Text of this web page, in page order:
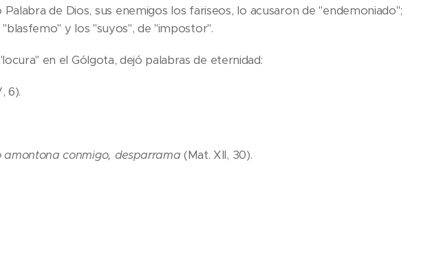
de Dios, sus enemigos los fariseos, lo acusaron de "endemoniado";
y los "suyos", de "impostor".
en el Gólgota, dejó palabras de eternidad:
6).
amontona conmigo, desparrama(Mat. XII, 30).